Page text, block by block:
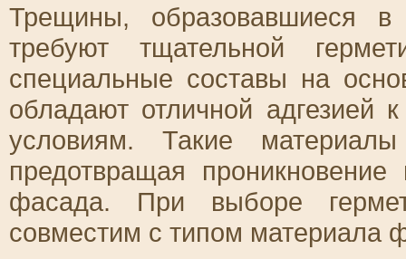
Трещины, образовавшиеся в
требуют тщательной
специальные составы на
обладают отличной адгезией
условиям. Такие
предотвращая
фасада. При выборе
совместим с типом материала